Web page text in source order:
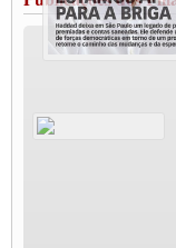
MODAL-LIVE#11
JUVENTUDE DO
Fabio Primo testa positivo
Modal-Live#9 Quais são
Participe da Campanha Fora
CNTTL e FECOOTAC
MODAL-LIVE#8 -